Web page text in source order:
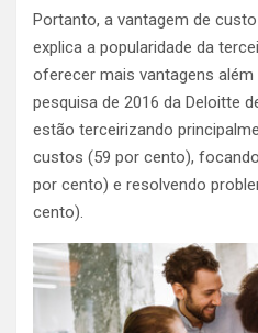
Portanto, a vantagem de
explica a popularidade da
oferecer mais vantagens
pesquisa de 2016 da Deloitte
estão terceirizando
custos (59 por cento),
por cento) e resolvendo
cento).